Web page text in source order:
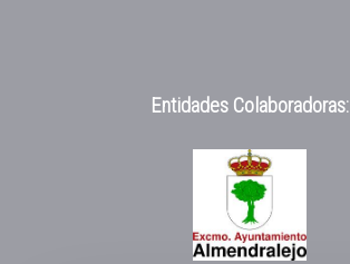
Entidades Colaboradoras: